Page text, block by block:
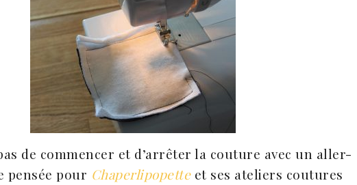
de commencer et d’arrêter la couture avec un aller-
pour Chaperlipopette et ses ateliers coutures